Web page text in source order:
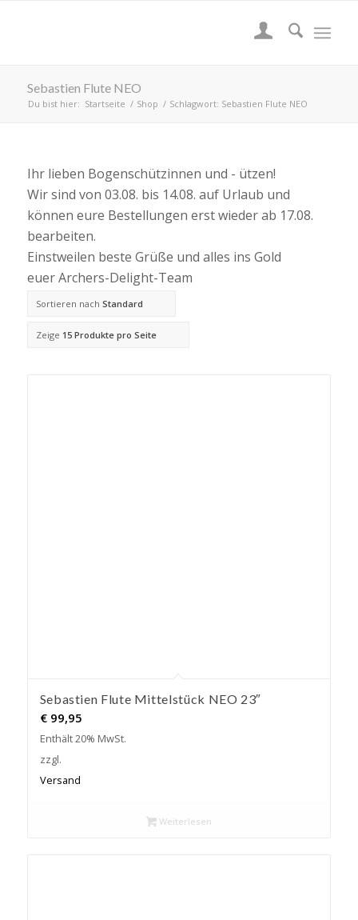
Sebastien Flute NEO
Du bist hier: Startseite / Shop / Schlagwort: Sebastien Flute NEO
Ihr lieben Bogenschützinnen und - ützen!
Wir sind von 03.08. bis 14.08. auf Urlaub und
können eure Bestellungen erst wieder ab 17.08.
bearbeiten.
Einstweilen beste Grüße und alles ins Gold
euer Archers-Delight-Team
Sortieren nach Standard
Zeige 15 Produkte pro Seite
Sebastien Flute Mittelstück NEO 23″
€99,95
Enthält 20% MwSt.
zzgl.
Versand
Weiterlesen